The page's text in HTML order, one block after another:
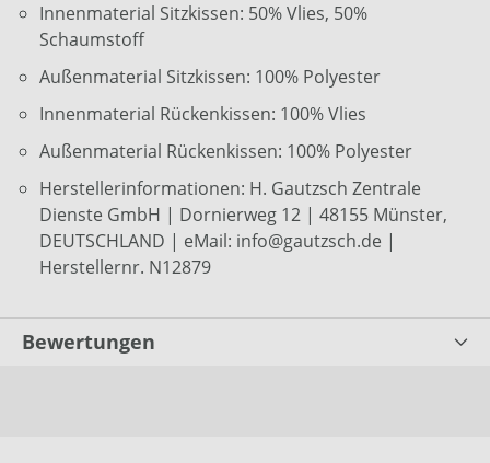
Innenmaterial Sitzkissen: 50% Vlies, 50%
Schaumstoff
Außenmaterial Sitzkissen: 100% Polyester
Innenmaterial Rückenkissen: 100% Vlies
Außenmaterial Rückenkissen: 100% Polyester
Herstellerinformationen: H. Gautzsch Zentrale
Dienste GmbH | Dornierweg 12 | 48155 Münster,
DEUTSCHLAND | eMail: info@gautzsch.de |
Herstellernr. N12879
Bewertungen